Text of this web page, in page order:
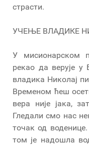
страсти.
УЧЕЊЕ ВЛАДИКЕ
У мисионарском
рекао да верује
владика Николај
Временом ћеш
вера није јака,
Гледали смо нас
точак од
том је надошла